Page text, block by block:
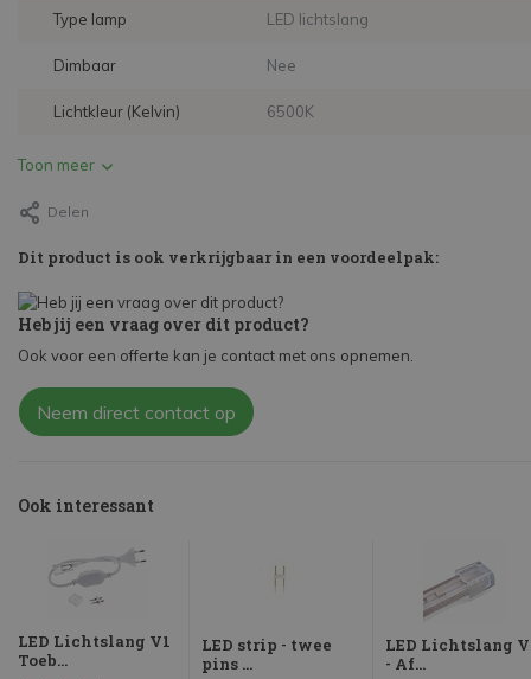
Type lamp LED lichtslang
Dimbaar Nee
Lichtkleur (Kelvin) 6500K
Toon meer
Delen
Dit product is ook verkrijgbaar in een voordeelpak:
Heb jij een vraag over dit product?
Ook voor een offerte kan je contact met ons opnemen.
Neem direct contact op
Ook interessant
LED Lichtslang V1
Toeb...
LED strip - twee
pins ...
LED Lichtslang
- Af...